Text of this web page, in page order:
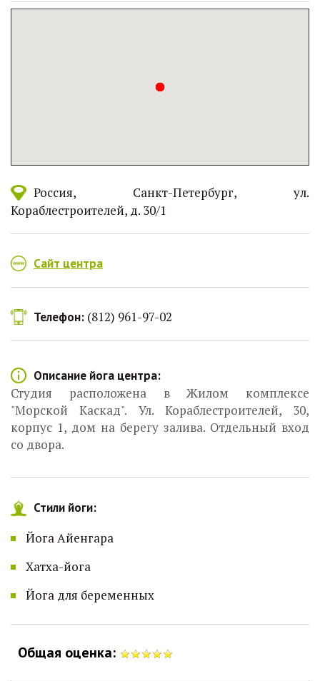
Россия Санкт-Петербург
ул.
Кораблестроителей, д. 30/1
Сайт центра
Телефон: (812) 961-97-02
Описание йога центра:
Студия расположена в Жилом комплексе
"Морской Каскад". Ул. Кораблестроителей, 30,
корпус 1, дом на берегу залива. Отдельный вход
со двора.
Стили йоги:
Йога Айенгара
Хатха-йога
Йога для беременных
Общая оценка: